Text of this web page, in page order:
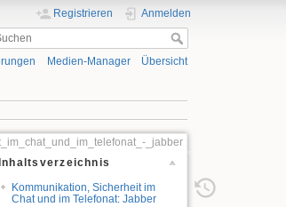
Registrieren Anmelden
Medien-Manager Übersicht
_jabber
Inhaltsverzeichnis
Kommunikation, Sicherheit im
Chat und im Telefonat: Jabber